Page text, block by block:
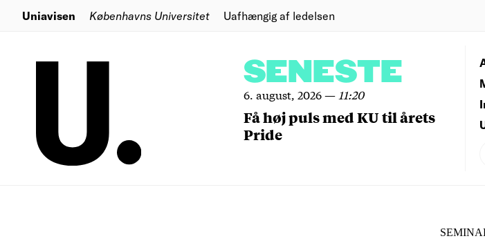
Uniavisen Københavns Universitet Uafhængig af ledelsen
SENESTE
6. august, 2026— 11:20
Få høj puls med KU til årets
Pride